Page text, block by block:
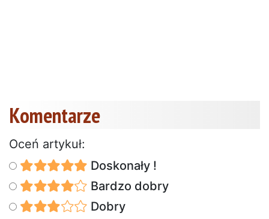
Komentarze
Oceń artykuł:
Doskonały !
Bardzo dobry
Dobry